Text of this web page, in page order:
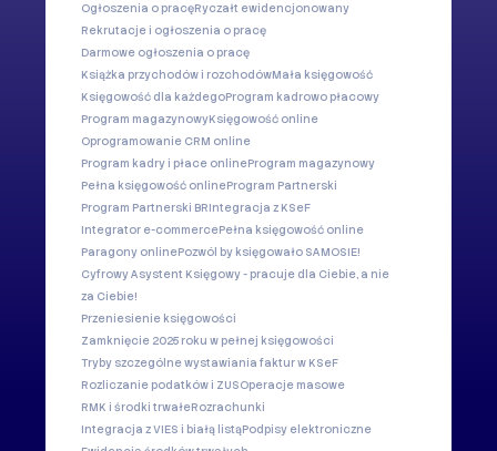
Ogłoszenia o pracęRyczałt ewidencjonowany
Rekrutacje i ogłoszenia o pracę
Darmowe ogłoszenia o pracę
Książka przychodów i rozchodówMała księgowość
Księgowość dla każdegoProgram kadrowo płacowy
Program magazynowyKsięgowość online
Oprogramowanie CRM online
Program kadry i płace onlineProgram magazynowy
Pełna księgowość onlineProgram Partnerski
Program Partnerski BRIntegracja z KSeF
Integrator e-commercePełna księgowość online
Paragony onlinePozwól by księgowało SAMOSIE!
Cyfrowy Asystent Księgowy - pracuje dla Ciebie, a nie
za Ciebie!
Przeniesienie księgowości
Zamknięcie 2025 roku w pełnej księgowości
Tryby szczególne wystawiania faktur w KSeF
Rozliczanie podatków i ZUSOperacje masowe
RMK i środki trwałeRozrachunki
Integracja z VIES i białą listąPodpisy elektroniczne